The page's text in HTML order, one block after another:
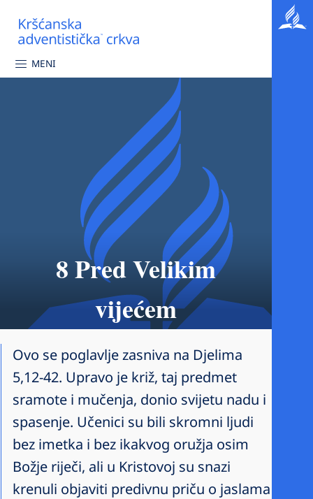
MENI
8 Pred Velikim
vijećem
Ovo se poglavlje zasniva na Djelima
5,12-42. Upravo je križ, taj predmet
sramote i mučenja, donio svijetu nadu i
spasenje. Učenici su bili skromni ljudi
bez imetka i bez ikakvog oružja osim
Božje riječi, ali u Kristovoj su snazi
krenuli objaviti predivnu priču o jaslama